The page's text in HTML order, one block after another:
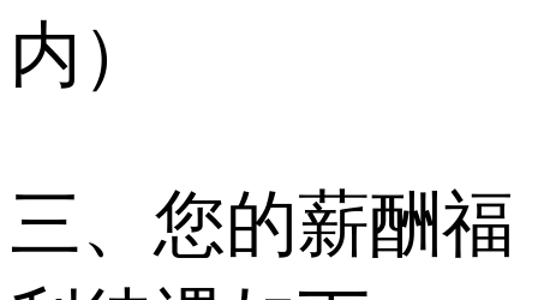
内）
三、您的薪酬福